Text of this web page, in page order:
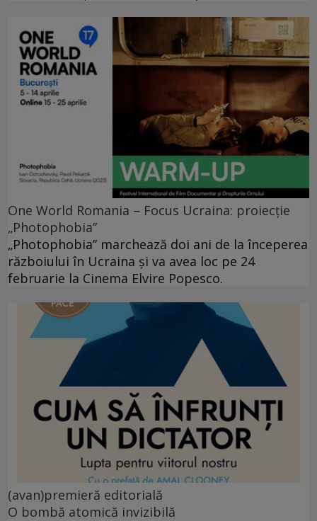
One World Romania – Focus Ucraina: proiecție
„Photophobia”
„Photophobia” marchează doi ani de la începerea
războiului în Ucraina și va avea loc pe 24
februarie la Cinema Elvire Popesco.
(avan)premieră editorială
O bombă atomică invizibilă